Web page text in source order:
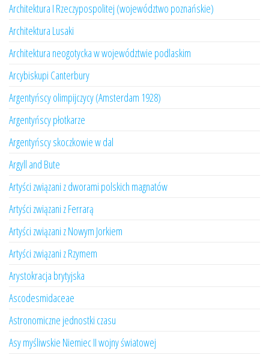
Architektura I Rzeczypospolitej (województwo poznańskie)
Architektura Lusaki
Architektura neogotycka w województwie podlaskim
Arcybiskupi Canterbury
Argentyńscy olimpijczycy (Amsterdam 1928)
Argentyńscy płotkarze
Argentyńscy skoczkowie w dal
Argyll and Bute
Artyści związani z dworami polskich magnatów
Artyści związani z Ferrarą
Artyści związani z Nowym Jorkiem
Artyści związani z Rzymem
Arystokracja brytyjska
Ascodesmidaceae
Astronomiczne jednostki czasu
Asy myśliwskie Niemiec II wojny światowej